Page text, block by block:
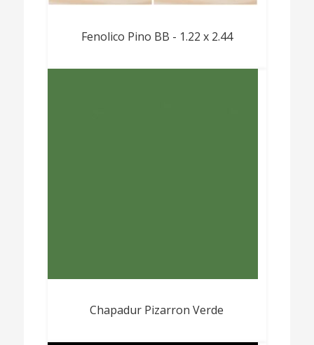
Fenolico Pino BB - 1.22 x 2.44
Chapadur Pizarron Verde